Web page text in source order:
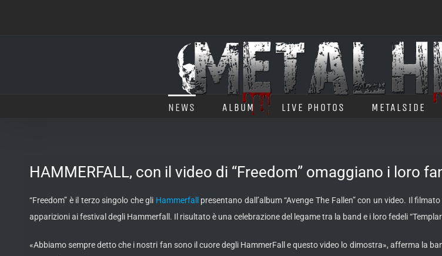
NEWS ALBUM LIVE PHOTOS METALSIDE
HAMMERFALL, con il video di “Freedom” omaggiano i loro
“Freedom” è il terzo singolo che gli Hammerfall
presentano dall’album “Avenge The Fallen” con un video. Il
apparizioni ai festival degli Hammerfall. Il risultato è una celebrazione del legame tra la band e i loro fedeli
«Abbiamo sempre detto che i nostri fan sono il cuore degli HammerFall e questo video lo dimostra», afferma la